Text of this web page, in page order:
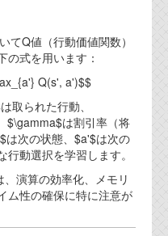
てQ値（行動価値関数）
の式を用います：
Q(s', a')$$
取られた行動、
$\gamma$は割引率（将
は次の状態、$a'$は次の
動選択を学習します。
演算の効率化、メモリ
ム性の確保に特に注意が